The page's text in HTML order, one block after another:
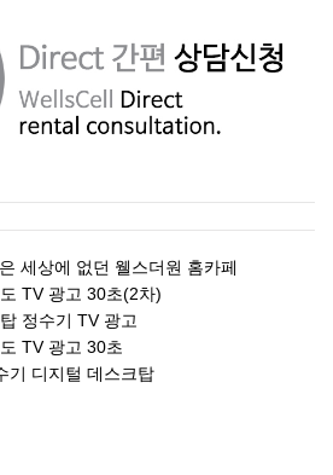
세상에 없던 웰스더원 홈카페
TV 광고 30초(2차)
정수기 TV 광고
TV 광고 30초
기 디지털 데스크탑